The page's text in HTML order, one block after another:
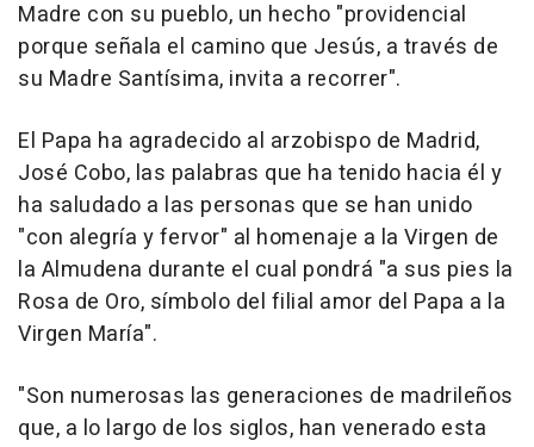
Madre con su pueblo, un hecho "providencial
porque señala el camino que Jesús, a través de
su Madre Santísima, invita a recorrer".
El Papa ha agradecido al arzobispo de Madrid,
José Cobo, las palabras que ha tenido hacia él y
ha saludado a las personas que se han unido
"con alegría y fervor" al homenaje a la Virgen de
la Almudena durante el cual pondrá "a sus pies la
Rosa de Oro, símbolo del filial amor del Papa a la
Virgen María".
"Son numerosas las generaciones de madrileños
que, a lo largo de los siglos, han venerado esta